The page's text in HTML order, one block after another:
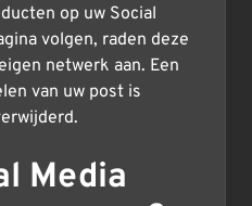
op uw Social
volgen, raden deze
netwerk aan. Een
van uw post is
Media